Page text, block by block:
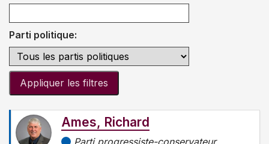
Parti politique:
Appliquer les filtres
Ames, Richard
Parti progressiste-conservateur